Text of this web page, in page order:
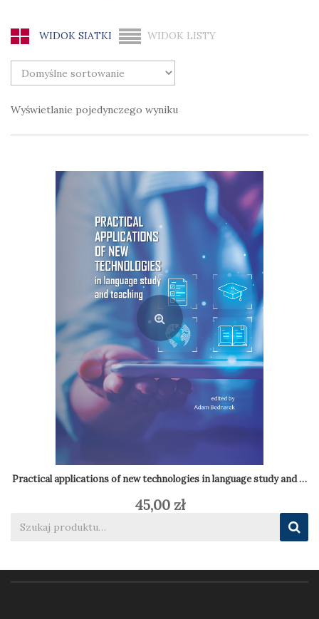
WIDOK SIATKI WIDOK LISTY
Wyświetlanie pojedynczego wyniku
Practical applications of new technologies in language study and
45,00 zł
Dodaj do koszyka